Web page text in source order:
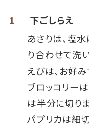
1
下ごしらえ
あさりは、塩
り合わせて洗
えびは、お好
ブロッコリー
は半分に切り
パプリカは細